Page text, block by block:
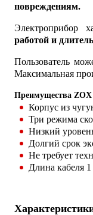
повреждениям.
Электроприбор
работой и
Пользователь
Максимальная
Преимущества ZOX
Корпус из
Три режима
Низкий
Долгий срок
Не требует
Длина кабеля 1